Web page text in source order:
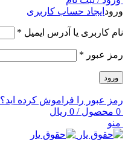
ورود ایجاد حساب کاربری
نام کاربری یا آدرس ایمیل *
رمز عبور *
ورود
رمز عبور را فراموش کرده اید؟
0 محصول /
0 ریال
منو